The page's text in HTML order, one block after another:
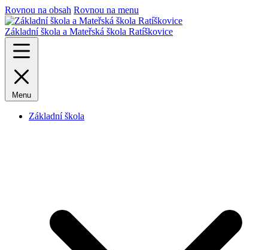
Rovnou na obsah Rovnou na menu
Základní škola a Mateřská škola Ratíškovice
Menu
Základní škola